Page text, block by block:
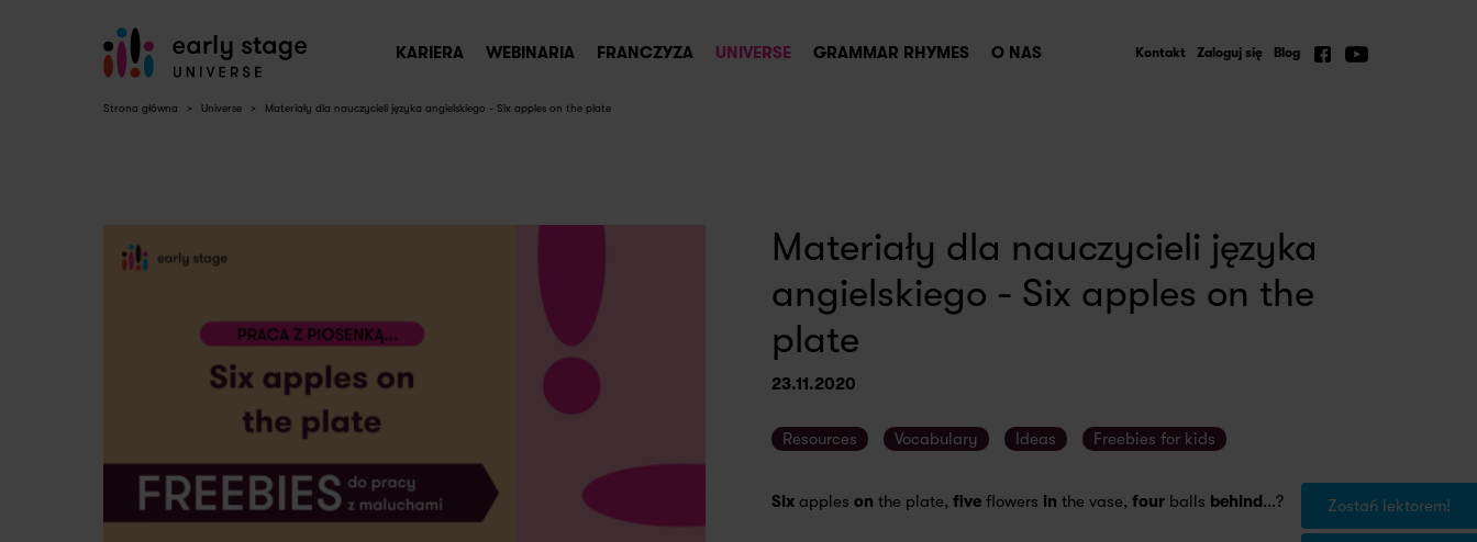
KARIERA WEBINARIA FRANCZYZA UNIVERSE GRAMMAR RHYMES O NAS
Zostań lektorem!
Kontakt Zaloguj się Blog
Strona główna > Universe > Materiały dla nauczycieli języka angielskiego - Six apples on the plate
Materiały dla nauczycieli języka
angielskiego - Six apples on the
plate
23.11.2020
Resources Vocabulary Ideas Freebies for kids
Six apples on the plate, five flowers in the vase, four balls behind...?